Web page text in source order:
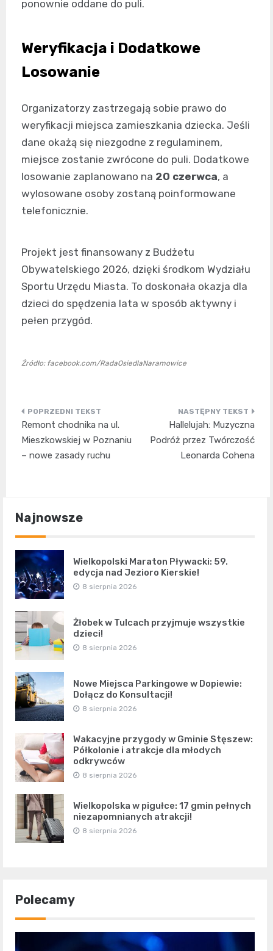
ponownie oddane do puli.
Weryfikacja i Dodatkowe
Losowanie
Organizatorzy zastrzegają sobie prawo do
weryfikacji miejsca zamieszkania dziecka. Jeśli
dane okażą się niezgodne z regulaminem,
miejsce zostanie zwrócone do puli. Dodatkowe
losowanie zaplanowano na 20 czerwca, a
wylosowane osoby zostaną poinformowane
telefonicznie.
Projekt jest finansowany z Budżetu
Obywatelskiego 2026, dzięki środkom Wydziału
Sportu Urzędu Miasta. To doskonała okazja dla
dzieci do spędzenia lata w sposób aktywny i
pełen przygód.
Źródło: facebook.com/RadaOsiedlaNaramowice
Nawigacja
wpisu
Remont chodnika na ul.
Mieszkowskiej w Poznaniu
– nowe zasady ruchu
Hallelujah: Muzyczna
Podróż przez Twórczość
Leonarda Cohena
Najnowsze
Wielkopolski Maraton Pływacki: 59.
edycja nad Jezioro Kierskie!
8 sierpnia 2026
Żłobek w Tulcach przyjmuje wszystkie
dzieci!
8 sierpnia 2026
Nowe Miejsca Parkingowe w Dopiewie:
Dołącz do Konsultacji!
8 sierpnia 2026
Wakacyjne przygody w Gminie Stęszew:
Półkolonie i atrakcje dla młodych
odkrywców
8 sierpnia 2026
Wielkopolska w pigułce: 17 gmin pełnych
niezapomnianych atrakcji!
8 sierpnia 2026
Polecamy